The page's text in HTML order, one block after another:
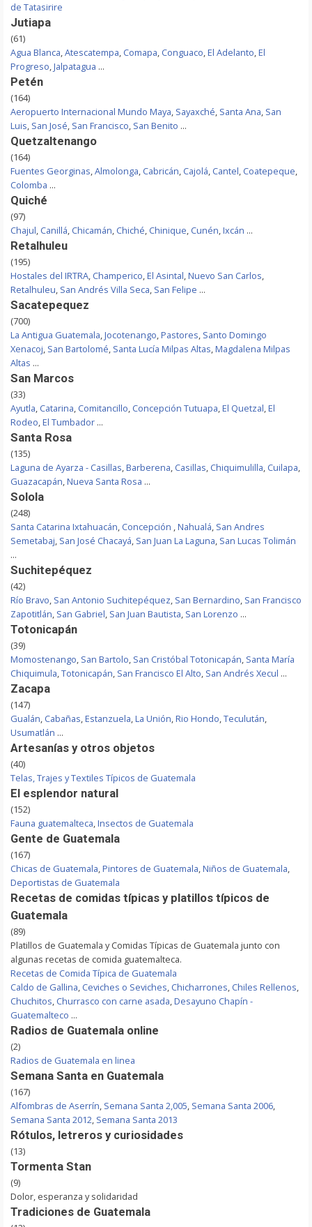
de Tatasirire
Jutiapa
(61)
Agua Blanca,Atescatempa, Comapa, Conguaco,El Adelanto,El
Progreso,Jalpatagua ...
Petén
(164)
Aeropuerto Internacional Mundo Maya, Sayaxché, Santa Ana, San
Luis, San José, San Francisco, San Benito ...
Quetzaltenango
(164)
Fuentes Georginas,Almolonga, Cabricán, Cajolá, Cantel, Coatepeque,
Colomba ...
Quiché
(97)
Chajul, Canillá, Chicamán, Chiché, Chinique, Cunén,Ixcán ...
Retalhuleu
(195)
Hostales del IRTRA, Champerico,El Asintal,Nuevo San Carlos,
Retalhuleu, San Andrés Villa Seca, San Felipe ...
Sacatepequez
(700)
La Antigua Guatemala,Jocotenango,Pastores, Santo Domingo
Xenacoj, San Bartolomé, Santa Lucía Milpas Altas,Magdalena Milpas
Altas ...
San Marcos
(33)
Ayutla, Catarina, Comitancillo, Concepción Tutuapa,El Quetzal,El
Rodeo,El Tumbador ...
Santa Rosa
(135)
Laguna de Ayarza - Casillas,Barberena, Casillas, Chiquimulilla, Cuilapa,
Guazacapán,Nueva Santa Rosa ...
Solola
(248)
Santa Catarina Ixtahuacán, Concepción ,Nahualá, San Andres
Semetabaj, San José Chacayá, San Juan La Laguna, San Lucas Tolimán
...
Suchitepéquez
(42)
Río Bravo, San Antonio Suchitepéquez, San Bernardino, San Francisco
Zapotitlán, San Gabriel, San Juan Bautista, San Lorenzo ...
Totonicapán
(39)
Momostenango, San Bartolo, San Cristóbal Totonicapán, Santa María
Chiquimula,Totonicapán, San Francisco El Alto, San Andrés Xecul ...
Zacapa
(147)
Gualán, Cabañas,Estanzuela,La Unión,Rio Hondo,Teculután,
Usumatlán ...
Artesanías y otros objetos
(40)
Telas, Trajes y Textiles Típicos de Guatemala
El esplendor natural
(152)
Fauna guatemalteca,Insectos de Guatemala
Gente de Guatemala
(167)
Chicas de Guatemala,Pintores de Guatemala,Niños de Guatemala,
Deportistas de Guatemala
Recetas de comidas típicas y platillos típicos de
Guatemala
(89)
Platillos de Guatemala y Comidas Típicas de Guatemala junto con
algunas recetas de comida guatemalteca.
Recetas de Comida Típica de Guatemala
Caldo de Gallina, Ceviches o Seviches, Chicharrones, Chiles Rellenos,
Chuchitos, Churrasco con carne asada,Desayuno Chapín -
Guatemalteco ...
Radios de Guatemala online
(2)
Radios de Guatemala en linea
Semana Santa en Guatemala
(167)
Alfombras de Aserrín, Semana Santa 2,005, Semana Santa 2006,
Semana Santa 2012, Semana Santa 2013
Rótulos, letreros y curiosidades
(13)
Tormenta Stan
(9)
Dolor, esperanza y solidaridad
Tradiciones de Guatemala